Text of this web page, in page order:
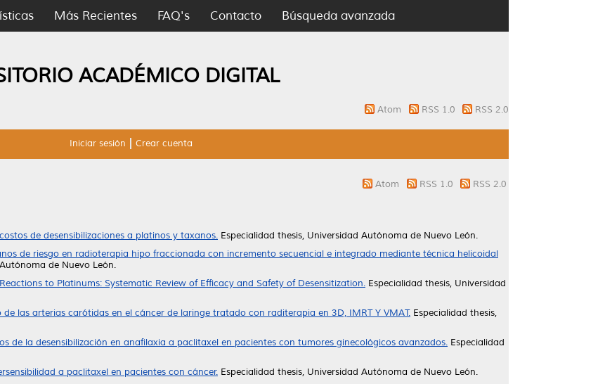
Más Recientes FAQ's Contacto Búsqueda avanzada
ACADÉMICO DIGITAL
Atom RSS 1.0 RSS 2.0
Iniciar sesión Crear cuenta
Atom RSS 1.0 RSS 2.0
de desensibilizaciones a platinos y taxanos. Especialidad thesis, Universidad Autónoma de Nuevo León.
de riesgo en radioterapia hipo fraccionada con incremento secuencial e integrado mediante técnica helicoidal
de Nuevo León.
to Platinums: Systematic Review of Efficacy and Safety of Desensitization. Especialidad thesis, Universidad
de las arterias carótidas en el cáncer de laringe tratado con raditerapia en 3D, IMRT Y VMAT. Especialidad thesis,
de la desensibilización en anafilaxia a paclitaxel en pacientes con tumores ginecológicos avanzados. Especialidad
a paclitaxel en pacientes con cáncer. Especialidad thesis, Universidad Autónoma de Nuevo León.